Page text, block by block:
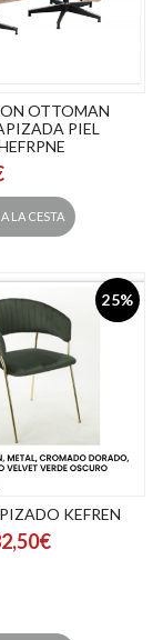
OTTOMAN
PIEL
LA CESTA
25%
KEFREN